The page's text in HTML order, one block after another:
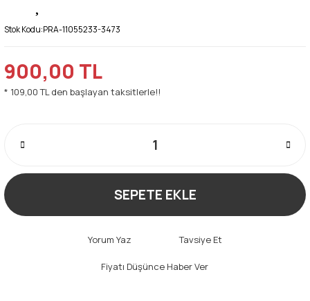
Stok Kodu:PRA-11055233-3473
900,00 TL
* 109,00 TL den başlayan taksitlerle!!
SEPETE EKLE
Yorum Yaz Tavsiye Et
Fiyatı Düşünce Haber Ver